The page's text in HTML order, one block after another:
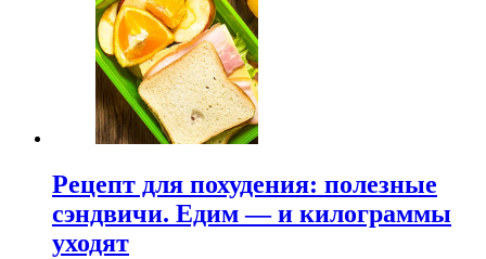
Рецепт для похудения: полезные
сэндвичи. Едим — и килограммы
уходят